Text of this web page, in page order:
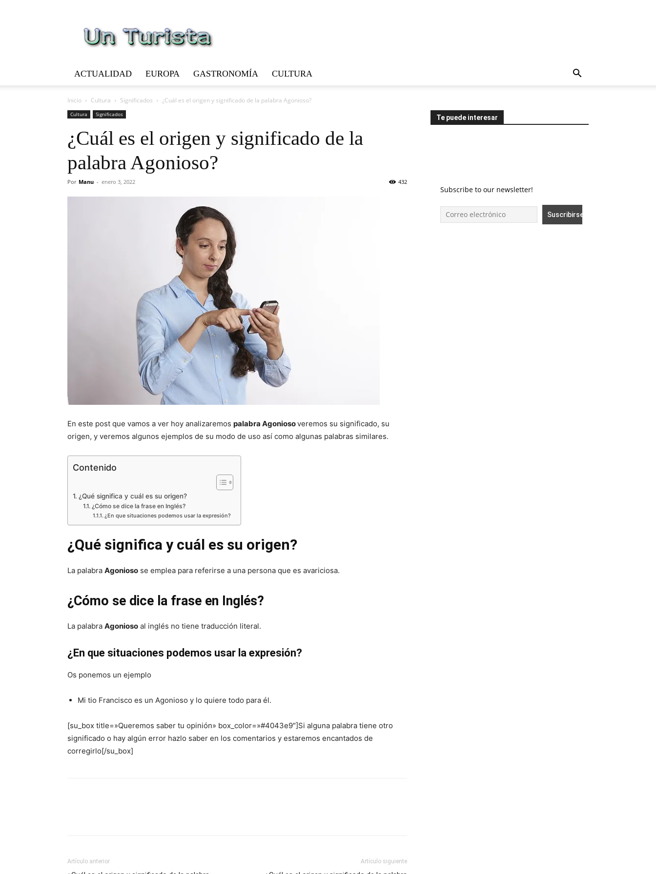
Turista
ACTUALIDAD EUROPA GASTRONOMÍA CULTURA
Inicio Cultura Significados ¿Cuál es el origen y significado de la palabra Agonioso?
Cultura Significados
¿Cuál es el origen y significado de la
palabra Agonioso?
Por Manu - enero 3, 2022 432
En este post que vamos a ver hoy analizaremos palabra Agoniosoveremos su significado, su
origen, y veremos algunos ejemplos de su modo de uso así como algunas palabras similares.
Contenido
¿Qué significa y cuál es su origen?
¿Cómo se dice la frase en Inglés?
¿En que situaciones podemos usar la expresión?
¿Qué significa y cuál es su origen?
La palabra Agonioso se emplea para referirse a una persona que es avariciosa.
¿Cómo se dice la frase en Inglés?
La palabra Agonioso al inglés no tiene traducción literal.
¿En que situaciones podemos usar la expresión?
Os ponemos un ejemplo
Mi tio Francisco es un Agonioso y lo quiere todo para él.
[su_box title=»Queremos saber tu opinión» box_color=»#4043e9″]Si alguna palabra tiene otro
significado o hay algún error hazlo saber en los comentarios y estaremos encantados de
corregirlo[/su_box]
Artículo anterior Artículo siguiente
Te puede interesar
Subscribe to our newsletter!